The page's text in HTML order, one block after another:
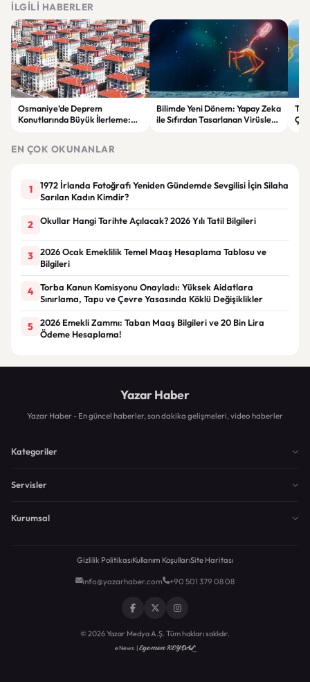
İLGILI HABERLER
Osmaniye’de Deprem
Konutlarında Büyük İlerleme:
Bilimde Yeni Dönem: Yapay Zeka
ile Sıfırdan Tasarlanan Virüsler
EN ÇOK OKUNANLAR
1
1972 İrlanda Fotoğrafı Yeniden Gündemde Sevgilisi İçin Silaha
Sarılan Kadın Kimdir?
2 Okullar Hangi Tarihte Açılacak? 2026 Yılı Tatil Bilgileri
3
2026 Ocak Emeklilik Temel Maaş Hesaplama Tablosu ve
Bilgileri
4
Torba Kanun Komisyonu Onayladı: Yüksek Aidatlara
Sınırlama, Tapu ve Çevre Yasasında Köklü Değişiklikler
5
2026 Emekli Zammı: Taban Maaş Bilgileri ve 20 Bin Lira
Ödeme Hesaplama!
Yazar Haber
Yazar Haber - En güncel haberler, son dakika gelişmeleri, video haberler
Kategoriler
Servisler
Kurumsal
Gizlilik PolitikasıKullanım KoşullarıSite Haritası
info@yazarhaber.com +90 501 379 08 08
© 2026 Yazar Medya A.Ş. Tüm hakları saklıdır.
eNews |Egemen KEYDAL